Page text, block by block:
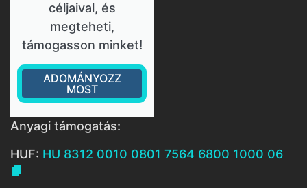
céljaival, és
megteheti,
támogasson minket!
ADOMÁNYOZZ
MOST
Anyagi támogatás:
HUF: HU 8312 0010 0801 7564 6800 1000 06
